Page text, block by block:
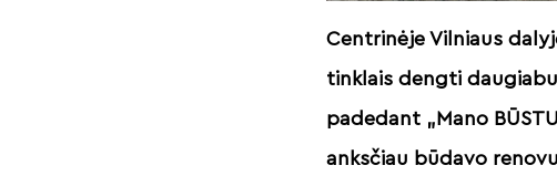
Centrinėje Vilniaus
tinklais dengti
padedant „Mano
anksčiau būdavo